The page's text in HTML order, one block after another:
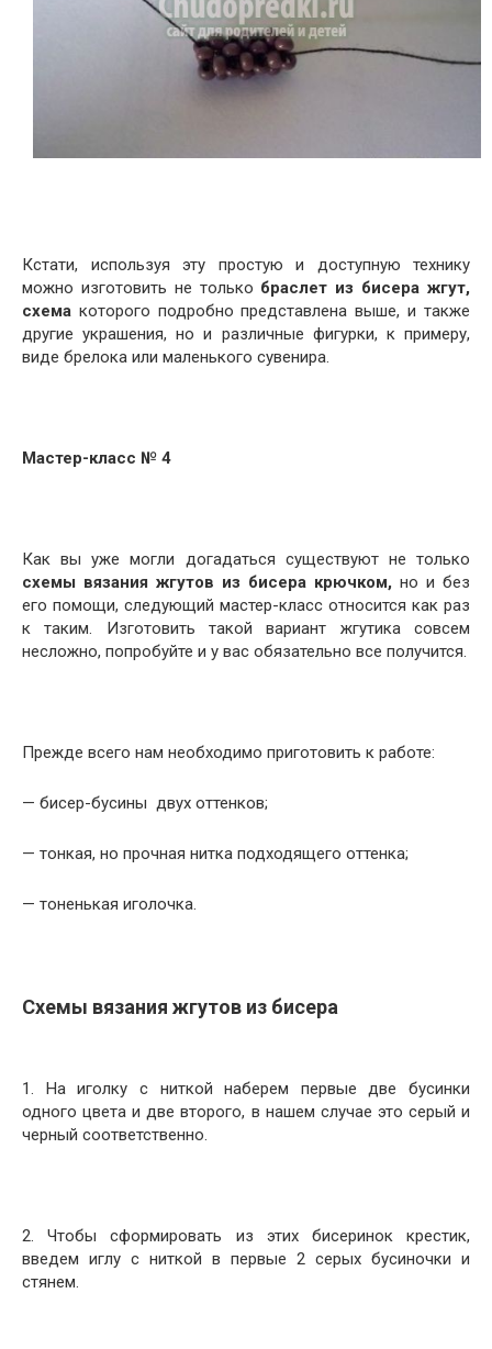
Кстати, используя эту простую и доступную технику
можно изготовить не только браслет из бисера жгут,
схема которого подробно представлена выше, и также
другие украшения, но и различные фигурки, к примеру,
виде брелока или маленького сувенира.
Мастер-класс № 4
Как вы уже могли догадаться существуют не только
схемы вязания жгутов из бисера крючком, но и без
его помощи, следующий мастер-класс относится как раз
к таким. Изготовить такой вариант жгутика совсем
несложно, попробуйте и у вас обязательно все получится.
Прежде всего нам необходимо приготовить к работе:
— бисер-бусины двух оттенков;
— тонкая, но прочная нитка подходящего оттенка;
— тоненькая иголочка.
Схемы вязания жгутов из бисера
1. На иголку с ниткой наберем первые две бусинки
одного цвета и две второго, в нашем случае это серый и
черный соответственно.
2. Чтобы сформировать из этих бисеринок крестик,
введем иглу с ниткой в первые 2 серых бусиночки и
стянем.